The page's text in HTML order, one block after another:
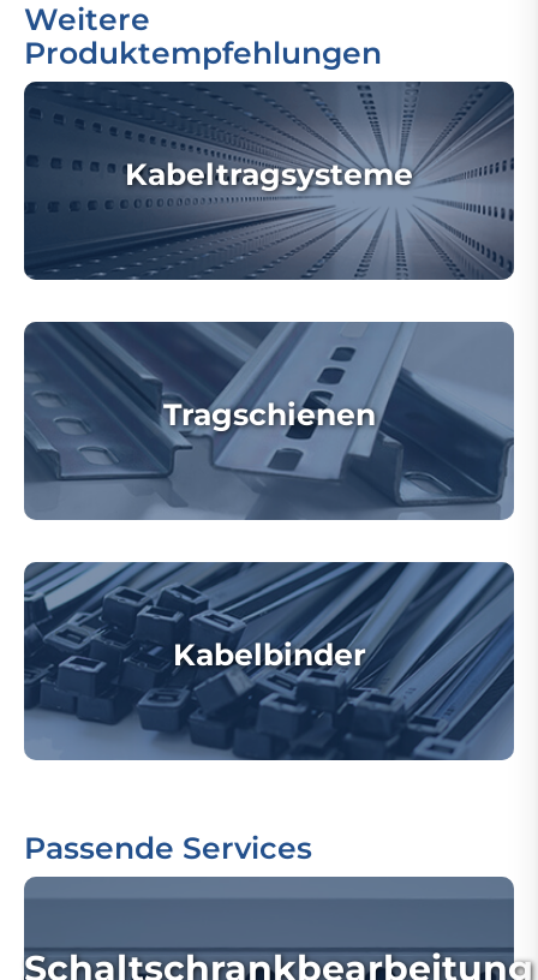
Weitere
Produktempfehlungen
Kabeltragsysteme
Tragschienen
Kabelbinder
Passende Services
Schaltschrankbearbeitung